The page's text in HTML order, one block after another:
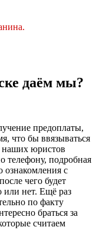
даём мы?
предоплаты,
что бы ввязываться
наших юристов
телефону, подробная
ознакомления с
чего будет
или нет. Ещё раз
по факту
браться за
считаем